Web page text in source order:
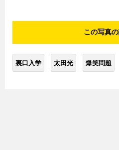
この写真
裏口入学 太田光 爆笑問題